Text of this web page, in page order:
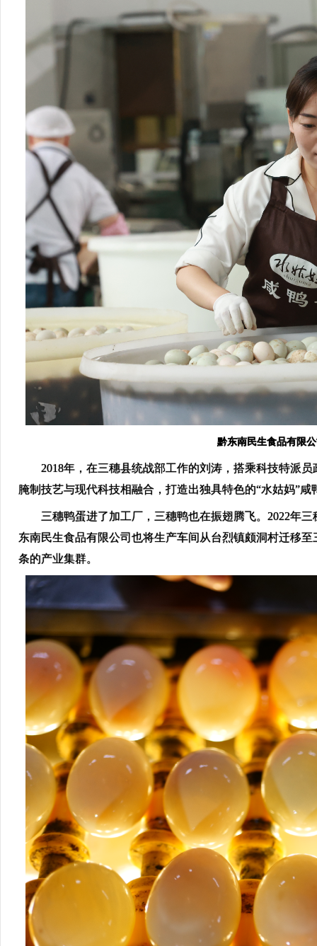
黔东南民生食品有限
2018年，在三穗县统战部工作的刘涛，搭乘科技特派员
腌制技艺与现代科技相融合，打造出独具特色的“水姑妈”
三穗鸭蛋进了加工厂，三穗鸭也在振翅腾飞。2022年三
东南民生食品有限公司也将生产车间从台烈镇颇洞村迁移
条的产业集群。